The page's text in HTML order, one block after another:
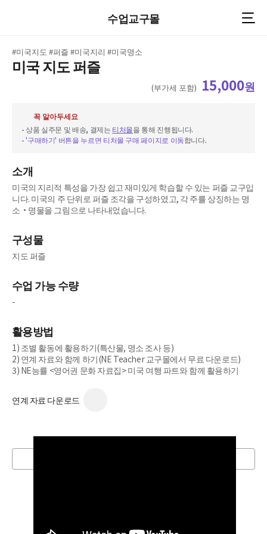
수업교구몰
#미국지도 #퍼즐 #미국지리 #미국명소
미국 지도 퍼즐
(부가세 포함) 15,000원
꼭 알아두세요
- 상품 실주문 및 배송, 결제는 티처몰을 통해 진행됩니다.
-'구매하기' 버튼을 누르면 티처몰 구매 페이지로 이동합니다.
소개
미국의 지리적 특성을 가장 쉽고 재미있게 학습할 수 있는 퍼즐 교구입
니다. 미국의 주 단위로 퍼즐 조각을 구성하였고, 각 주를 상징하는 명
소•명물을 그림으로 나타내었습니다.
구성물
지도 퍼즐
수업 가능 수량
-
활용방법
1) 조별 활동에 활용하기(특산물, 명소 조사 등)
2) 연계 자료와 함께 하기(NE Teacher 교구몰에서 무료 다운로드)
3) NE능률 <영어권 문화 자료집> 미국 여행 파트와 함께 활용하기
연계 자료 다운로드